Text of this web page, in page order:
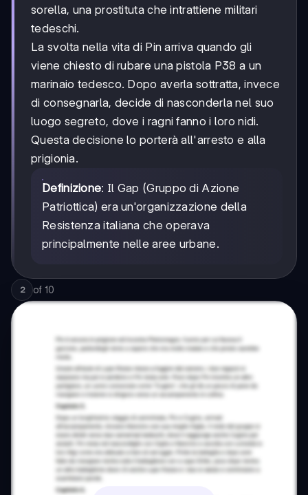
sorella, una prostituta che intrattiene militari
tedeschi.
La svolta nella vita di Pin arriva quando gli
viene chiesto di rubare una pistola P38 a un
marinaio tedesco. Dopo averla sottratta, invece
di consegnarla, decide di nasconderla nel suo
luogo segreto, dove i ragni fanno i loro nidi.
Questa decisione lo porterà all'arresto e alla
prigionia.
Definizione: Il Gap (Gruppo di Azione
Patriottica) era un'organizzazione della
Resistenza italiana che operava
principalmente nelle aree urbane.
2 of 10